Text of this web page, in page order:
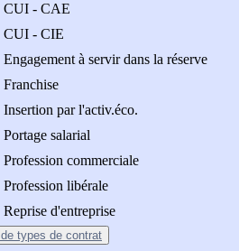
CUI - CAE
CUI - CIE
Engagement à servir dans la réserve
Franchise
Insertion par l'activ.éco.
Portage salarial
Profession commerciale
Profession libérale
Reprise d'entreprise
de types de contrat